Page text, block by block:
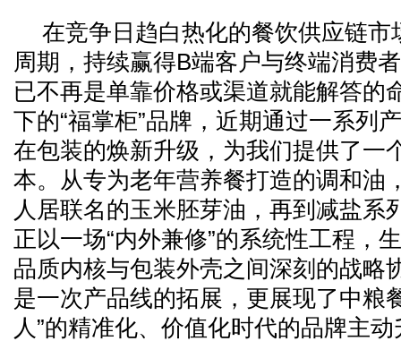
在竞争日趋白热化的餐饮供应链市
周期，持续赢得B端客户与终端消费
已不再是单靠价格或渠道就能解答的
下的“福掌柜”品牌，近期通过一系列
在包装的焕新升级，为我们提供了一
本。从专为老年营养餐打造的调和油
人居联名的玉米胚芽油，再到减盐系
正以一场“内外兼修”的系统性工程，
品质内核与包装外壳之间深刻的战略
是一次产品线的拓展，更展现了中粮
人”的精准化、价值化时代的品牌主